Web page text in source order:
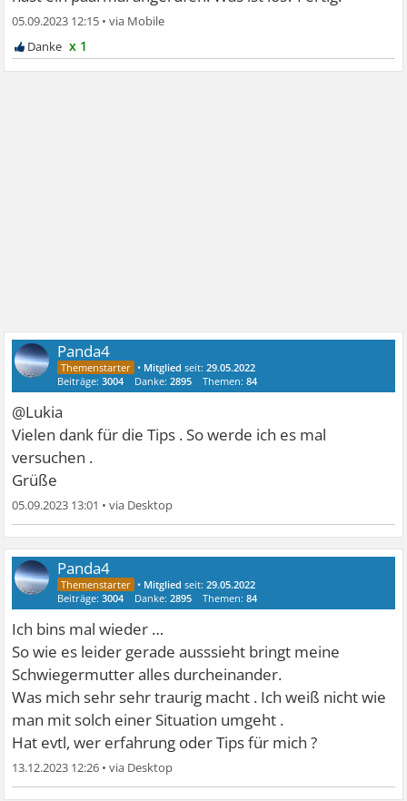
05.09.2023 12:15 •
x 1
Panda4
• Mitglied seit:29.05.2022
Beiträge:3004 Danke:2895 Themen:84
@Lukia
Vielen dank für die Tips . So werde ich es mal
versuchen .
Grüße
05.09.2023 13:01 •
Panda4
• Mitglied seit:29.05.2022
Beiträge:3004 Danke:2895 Themen:84
Ich bins mal wieder …
So wie es leider gerade ausssieht bringt meine
Schwiegermutter alles durcheinander.
Was mich sehr sehr traurig macht . Ich weiß nicht wie
man mit solch einer Situation umgeht .
Hat evtl, wer erfahrung oder Tips für mich ?
13.12.2023 12:26 •